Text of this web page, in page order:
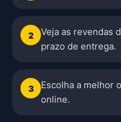
2
Veja as revendas
prazo de entrega.
3
Escolha a melhor
online.